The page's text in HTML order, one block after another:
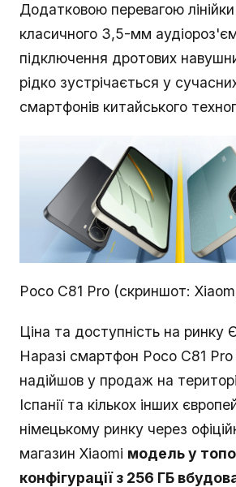
Додатковою перевагою
класичного 3,5-мм
підключення дротових
рідко зустрічається у
смартфонів китайського
Poco C81 Pro (скриншот:
Ціна та доступність на ринку
Наразі смартфон Poco C81 Pro
надійшов у продаж на
Іспанії та кількох інших
німецькому ринку через
магазин Xiaomi модель у
конфігурації з 256 ГБ